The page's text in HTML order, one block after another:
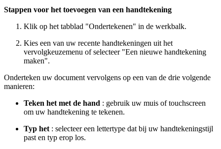
Stappen voor het toevoegen van een handtekening
Klik op het tabblad "Ondertekenen" in de werkbalk.
Kies een van uw recente handtekeningen uit het
vervolgkeuzemenu of selecteer "Een nieuwe handtekening
maken".
Onderteken uw document vervolgens op een van de drie volgende
manieren:
Teken het met de hand : gebruik uw muis of touchscreen
om uw handtekening te tekenen.
Typ het : selecteer een lettertype dat bij uw handtekeningstijl
past en typ erop los.